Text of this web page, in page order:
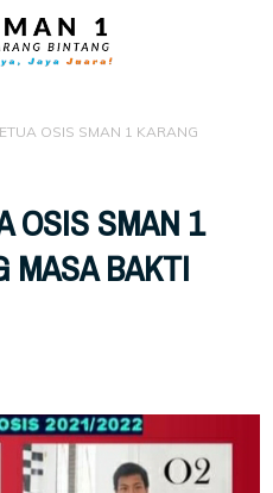
OSIS SMAN 1 KARANG
OSIS SMAN 1
MASA BAKTI